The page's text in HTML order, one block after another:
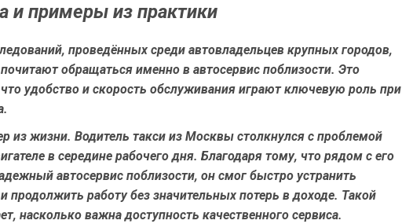
и примеры из практики
проведённых среди автовладельцев крупных городов,
обращаться именно в автосервис поблизости. Это
удобство и скорость обслуживания играют ключевую роль при
из жизни. Водитель такси из Москвы столкнулся с проблемой
в середине рабочего дня. Благодаря тому, что рядом с его
автосервис поблизости, он смог быстро устранить
продолжить работу без значительных потерь в доходе. Такой
насколько важна доступность качественного сервиса.